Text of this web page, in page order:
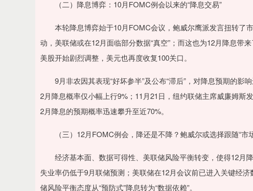
（二）降息博弈：10月FOMC例会以来的“降息交易”
本轮降息博弈始于10月FOMC会议，鲍威尔鹰派发言扭转了
动，美联储或在12月面临部分数据“真空”；而这也为12月降息带
美股开始剧烈调整，美元也再度收复100关口。
9月非农因其表现“好坏参半”及公布“滞后”，对降息预期的影
2月降息概率仅小幅上行9%；11月21日，纽约联储主席威廉姆斯
2月降息的预期概率迅速攀升至近70%。
（三）12月FOMC例会，降还是不降？鲍威尔或选择跟随“市
经济基本面、数据可得性、美联储风险平衡转变，使得12月降
失业率仍低于9月联储预测；美联储在12月会议前已进入关键经
储风险平衡态度从“预防式”降息转为“数据依赖”。